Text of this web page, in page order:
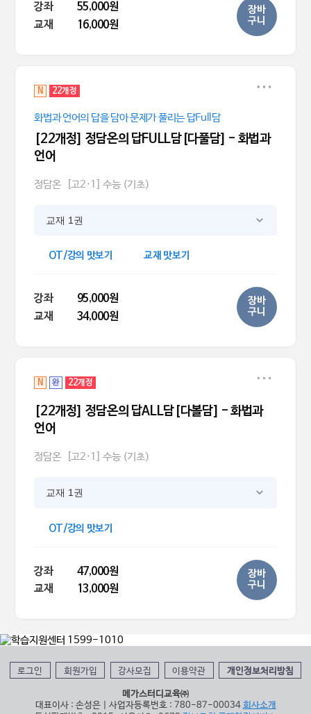
강좌
55,000원
교재
16,000원
장바
구니
N 22개정
화법과 언어의 답을 담아 문제가 풀리는 답Full담
[22개정] 정담온의 답FULL담[다풀담] - 화법과
언어
정담온 [고2·1] 수능 (기초)
교재 1권
OT/강의 맛보기 교재 맛보기
강좌
95,000원
교재
34,000원
장바
구니
N 완 22개정
[22개정] 정담온의 답ALL담[다볼담] - 화법과
언어
정담온 [고2·1] 수능 (기초)
교재 1권
OT/강의 맛보기
강좌
47,000원
교재
13,000원
장바
구니
로그인 회원가입 강사모집 이용약관 개인정보처리방침
메가스터디교육㈜
대표이사 : 손성은 | 사업자등록번호 : 780-87-00034 회사소개